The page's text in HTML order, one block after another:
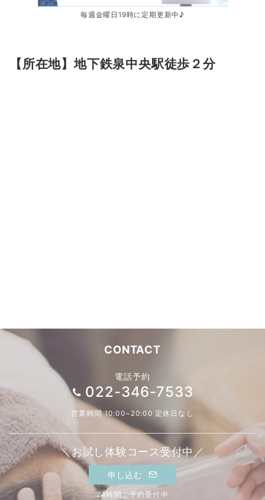
毎週金曜日19時に定期更新中♪
【所在地】地下鉄泉中央駅徒歩２分
CONTACT
電話予約
022-346-7533
営業時間 10:00~20:00 定休日なし
＼お試し体験コース受付中／
申し込む
24時間ご予約受付中